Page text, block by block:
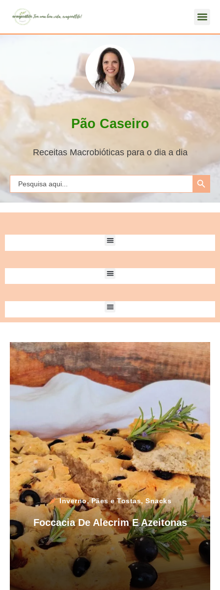
Pão Caseiro
Receitas Macrobióticas para o dia a dia
Search
for:
Search Button
Inverno,Pães e Tostas,Snacks
Foccacia De Alecrim E Azeitonas